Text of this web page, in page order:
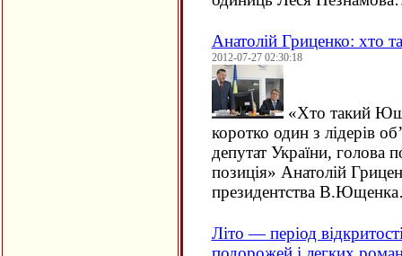
Анатолій Гриценко: хто
2012-07-27 02:30:18
«Хто такий
коротко один з лідерів
депутат України, голова
позиція» Анатолій
президентства
Літо — період